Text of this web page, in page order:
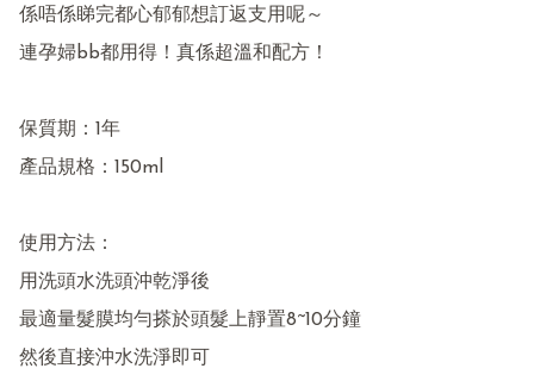
係唔係睇完都心郁郁想訂返支用呢～
連孕婦bb都用得！真係超溫和配方！
保質期：1年
產品規格：150ml
使用方法：
用洗頭水洗頭沖乾淨後
最適量髮膜均勻搽於頭髮上靜置8~10分鐘
然後直接沖水洗淨即可